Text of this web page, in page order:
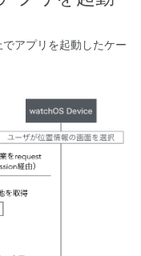
アプリを起動したケー